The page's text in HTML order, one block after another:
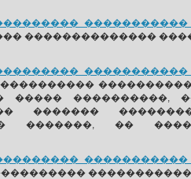
�����������
��������������
�����������
����� ����������,
�������
�������, ��
�����������